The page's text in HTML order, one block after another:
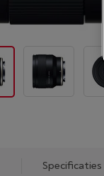
Specificaties